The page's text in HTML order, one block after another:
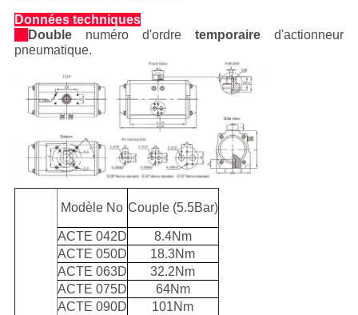
Données techniques
Doublenuméro d'ordretemporaire d'actionneur
pneumatique.
Modèle No Couple (5.5Bar)
ACTE 042D
8.4Nm
ACTE 050D
18.3Nm
ACTE 063D
32.2Nm
ACTE 075D
64Nm
ACTE 090D
101Nm